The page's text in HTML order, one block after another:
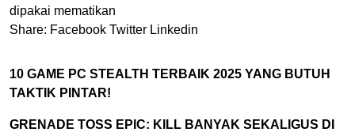
dipakai mematikan
Share: Facebook Twitter Linkedin
10 GAME PC STEALTH TERBAIK 2025 YANG BUTUH
TAKTIK PINTAR!
GRENADE TOSS EPIC: KILL BANYAK SEKALIGUS DI